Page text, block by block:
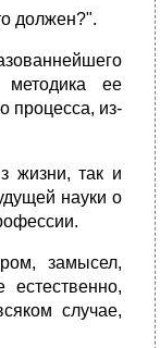
должен?".
методика ее
процесса, из-
жизни, так и
науки о
замысел,
случае,